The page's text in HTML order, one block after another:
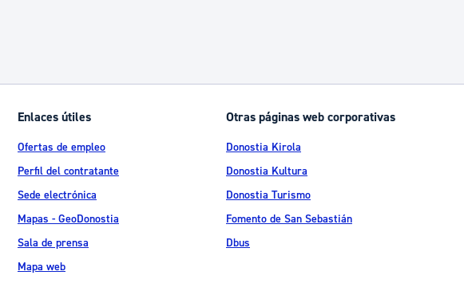
Enlaces útiles
Ofertas de empleo
Perfil del contratante
Sede electrónica
Mapas - GeoDonostia
Sala de prensa
Mapa web
Otras páginas web corporativas
Donostia Kirola
Donostia Kultura
Donostia Turismo
Fomento de San Sebastián
Dbus